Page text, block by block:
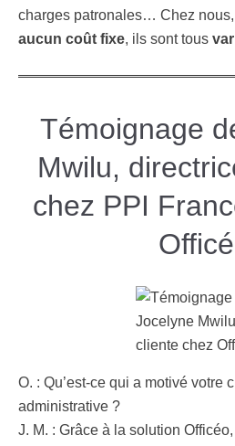
charges patronales… Chez nous,
aucun coût fixe, ils sont tous
Témoignage
Mwilu,
chez PPI
O. : Qu’est-ce qui a motivé votre
administrative ?
J. M. : Grâce à la solution